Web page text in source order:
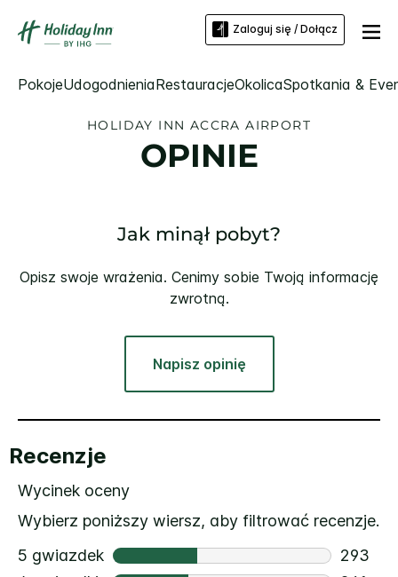
Zaloguj się / Dołącz
PokojeUdogodnieniaRestauracjeOkolicaSpotkania &
HOLIDAY INN ACCRA AIRPORT
OPINIE
Jak minął pobyt?
Opisz swoje wrażenia. Cenimy sobie Twoją informację
zwrotną.
Napisz opinię